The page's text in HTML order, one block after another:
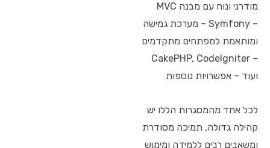
מודרני ונוח עם מבנה MVC
– Symfony – מערכת גמישה
ומותאמת למפתחים מתקדמים
– CakePHP, CodeIgniter
ועוד – אפשרויות נוספות
לכל אחד מהמסגרות הללו יש
קהילה גדולה, תמיכה מסודרת
ומשאבים רבים ללמידה ומימוש